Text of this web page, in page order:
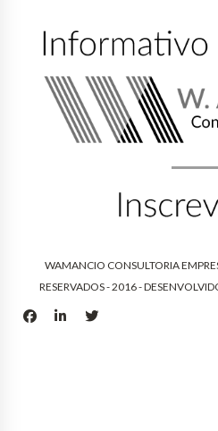
WAMANCIO CONSULTORIA
RESERVADOS - 2016 -